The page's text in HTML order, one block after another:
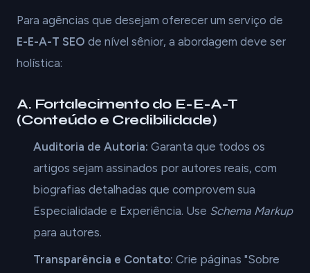
Para agências que desejam oferecer um serviço de
E-E-A-T SEO de nível sênior, a abordagem deve ser
holística:
A. Fortalecimento do E-E-A-T
(Conteúdo e Credibilidade)
Auditoria de Autoria: Garanta que todos os
artigos sejam assinados por autores reais, com
biografias detalhadas que comprovem sua
Especialidade e Experiência. Use Schema Markup
para autores.
Transparência e Contato: Crie páginas "Sobre